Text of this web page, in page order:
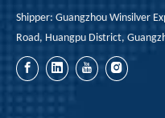
Shipper: Guangzhou Winsilver
Road, Huangpu District,